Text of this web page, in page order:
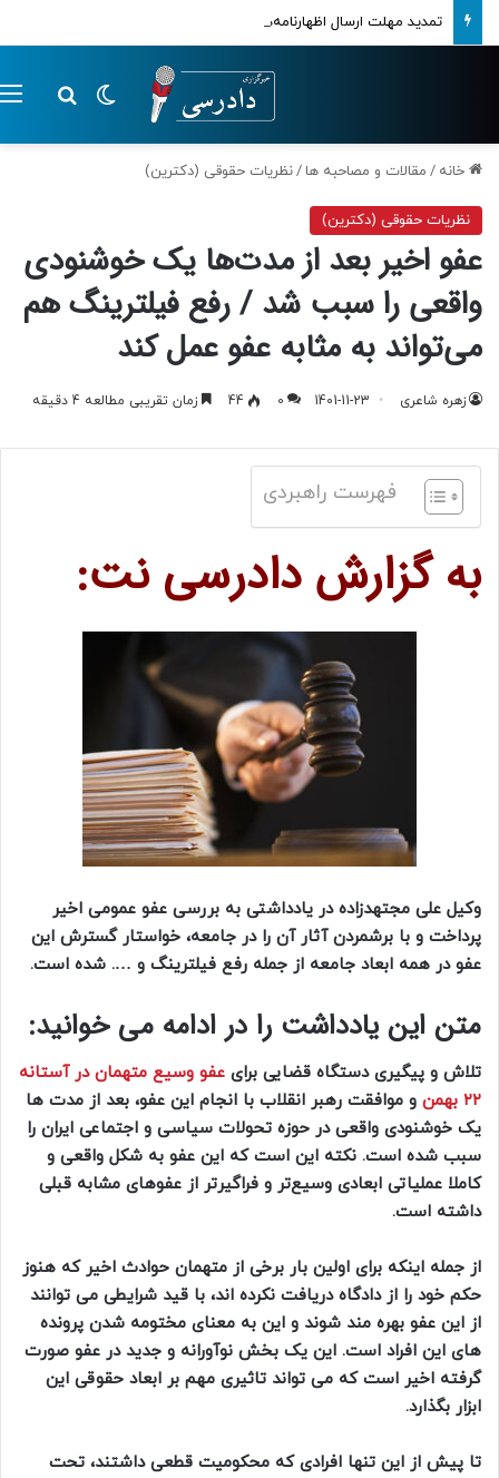
تمدید مهلت ارسال اظهارنامه‌های مالیاتی تا پایان تابستان 1405
تغییر پوسته
خانه / مقالات و مصاحبه ها /نظریات حقوقی (دکترین)
نظریات حقوقی (دکترین)
عفو اخیر بعد از مدت‌ها یک خوشنودی
واقعی را سبب شد / رفع فیلترینگ هم
می‌تواند به مثابه عفو عمل کند
زهره شاعری 1401-11-23
0
44 زمان تقریبی مطالعه 4 دقیقه
فهرست راهبردی
به گزارش دادرسی نت:
وکیل علی مجتهدزاده در یادداشتی به بررسی عفو عمومی اخیر
پرداخت و با برشمردن آثار آن را در جامعه، خواستار گسترش این
عفو در همه ابعاد جامعه از جمله رفع فیلترینگ و …. شده است.
متن این یادداشت را در ادامه می خوانید:
تلاش و پیگیری دستگاه قضایی برای عفو وسیع متهمان در آستانه
۲۲ بهمن
و موافقت رهبر انقلاب با انجام این عفو، بعد از مدت ها
یک خوشنودی واقعی در حوزه تحولات سیاسی و اجتماعی ایران را
سبب شده است. نکته این است که این عفو به شکل واقعی و
کاملا عملیاتی ابعادی وسیع‌تر و فراگیرتر از عفوهای مشابه قبلی
داشته است.
از جمله اینکه برای اولین بار برخی از متهمان حوادث اخیر که هنوز
حکم خود را از دادگاه دریافت نکرده اند، با قید شرایطی می توانند
از این عفو بهره مند شوند و این به معنای مختومه شدن پرونده
های این افراد است. این یک بخش نوآورانه و جدید در عفو صورت
گرفته اخیر است که می تواند تاثیری مهم بر ابعاد حقوقی این
ابزار بگذارد.
تا پیش از این تنها افرادی که محکومیت قطعی داشتند، تحت